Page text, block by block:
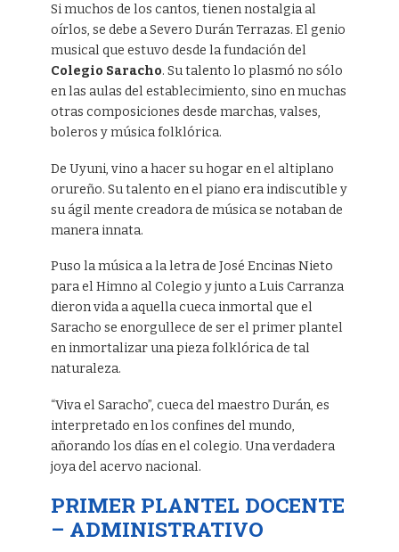
Si muchos de los cantos, tienen nostalgia al
oírlos, se debe a Severo Durán Terrazas. El genio
musical que estuvo desde la fundación del
Colegio Saracho. Su talento lo plasmó no sólo
en las aulas del establecimiento, sino en muchas
otras composiciones desde marchas, valses,
boleros y música folklórica.
De Uyuni, vino a hacer su hogar en el altiplano
orureño. Su talento en el piano era indiscutible y
su ágil mente creadora de música se notaban de
manera innata.
Puso la música a la letra de José Encinas Nieto
para el Himno al Colegio y junto a Luis Carranza
dieron vida a aquella cueca inmortal que el
Saracho se enorgullece de ser el primer plantel
en inmortalizar una pieza folklórica de tal
naturaleza.
“Viva el Saracho”, cueca del maestro Durán, es
interpretado en los confines del mundo,
añorando los días en el colegio. Una verdadera
joya del acervo nacional.
PRIMER PLANTEL DOCENTE
– ADMINISTRATIVO